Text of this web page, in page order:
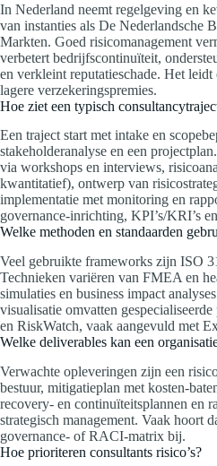
In Nederland neemt regelgeving en
van instanties als De Nederlandsche
Markten. Goed risicomanagement
verbetert bedrijfscontinuïteit,
en verkleint reputatieschade. Het leidt
lagere verzekeringspremies.
Hoe ziet een typisch
Een traject start met intake en
stakeholderanalyse en een
via workshops en interviews,
kwantitatief), ontwerp van
implementatie met monitoring en
governance-inrichting, KPI’s/KRI’s
Welke methoden en standaarden
Veel gebruikte frameworks zijn ISO
Technieken variëren van FMEA en
simulaties en business impact
visualisatie omvatten
en RiskWatch, vaak aangevuld met
Welke deliverables kan een
Verwachte opleveringen zijn een
bestuur, mitigatieplan met
recovery- en continuïteitsplannen en
strategisch management. Vaak hoort
governance- of RACI-matrix bij.
Hoe prioriteren consultants risico’s?